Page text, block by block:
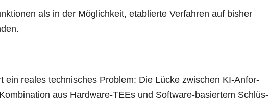
als in der Mög­lich­keit, eta­blier­te Ver­fah­ren auf bis­her
ein rea­les tech­ni­sches Pro­blem: Die Lücke zwi­schen KI-Anfor­
aus Hard­ware-TEEs und Soft­ware-basier­tem Schlüs­